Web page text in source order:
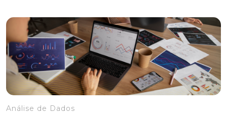
Análise de Dados